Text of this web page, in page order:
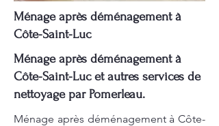
Ménage après déménagement à
Côte-Saint-Luc
Ménage après déménagement à
Côte-Saint-Luc et autres services de
nettoyage par Pomerleau.
Ménage après déménagement à Côte-